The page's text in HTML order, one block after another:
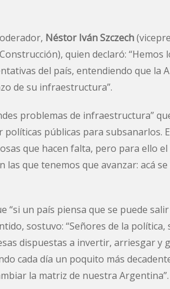
Néstor Iván Szczech
quien declaró: “Hemos
del país, entendiendo que la
de su infraestructura”.
problemas de infraestructura”
públicas para subsanarlos.
que hacen falta, pero para ello
que tenemos que avanzar: acá
“si un país piensa que se puede
sostuvo: “Señores de la política,
dispuestas a invertir, arriesgar y
cada día un poquito más
la matriz de nuestra Argentina”.